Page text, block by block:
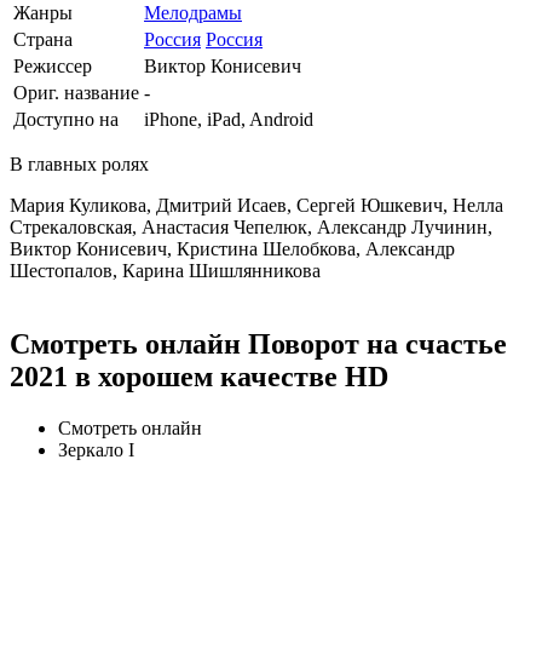
Жанры
Мелодрамы
Страна
Россия Россия
Режиссер
Виктор Конисевич
Ориг. название -
Доступно на
iPhone, iPad, Android
В главных ролях
Мария Куликова, Дмитрий Исаев, Сергей Юшкевич, Нелла
Стрекаловская, Анастасия Чепелюк, Александр Лучинин,
Виктор Конисевич, Кристина Шелобкова, Александр
Шестопалов, Карина Шишлянникова
Смотреть онлайн Поворот на счастье
2021 в хорошем качестве HD
Смотреть онлайн
Зеркало I